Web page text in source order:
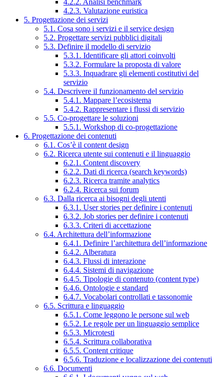
4.2.2. Analisi benchmark
4.2.3. Valutazione euristica
5. Progettazione dei servizi
5.1. Cosa sono i servizi e il service design
5.2. Progettare servizi pubblici digitali
5.3. Definire il modello di servizio
5.3.1. Identificare gli attori coinvolti
5.3.2. Formulare la proposta di valore
5.3.3. Inquadrare gli elementi costitutivi del
servizio
5.4. Descrivere il funzionamento del servizio
5.4.1. Mappare l’ecosistema
5.4.2. Rappresentare i flussi di servizio
5.5. Co-progettare le soluzioni
5.5.1. Workshop di co-progettazione
6. Progettazione dei contenuti
6.1. Cos’è il content design
6.2. Ricerca utente sui contenuti e il linguaggio
6.2.1. Content discovery
6.2.2. Dati di ricerca (search keywords)
6.2.3. Ricerca tramite analytics
6.2.4. Ricerca sui forum
6.3. Dalla ricerca ai bisogni degli utenti
6.3.1. User stories per definire i contenuti
6.3.2. Job stories per definire i contenuti
6.3.3. Criteri di accettazione
6.4. Architettura dell’informazione
6.4.1. Definire l’architettura dell’informazione
6.4.2. Alberatura
6.4.3. Flussi di interazione
6.4.4. Sistemi di navigazione
6.4.5. Tipologie di contenuto (content type)
6.4.6. Ontologie e standard
6.4.7. Vocabolari controllati e tassonomie
6.5. Scrittura e linguaggio
6.5.1. Come leggono le persone sul web
6.5.2. Le regole per un linguaggio semplice
6.5.3. Microtesti
6.5.4. Scrittura collaborativa
6.5.5. Content critique
6.5.6. Traduzione e localizzazione dei contenuti
6.6. Documenti